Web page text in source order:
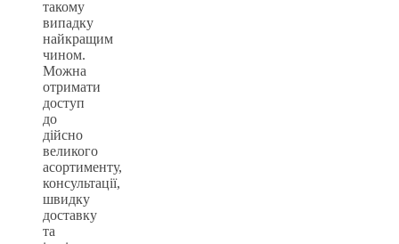
такому
випадку
найкращим
чином.
Можна
отримати
доступ
до
дійсно
великого
асортименту,
консультації,
швидку
доставку
та